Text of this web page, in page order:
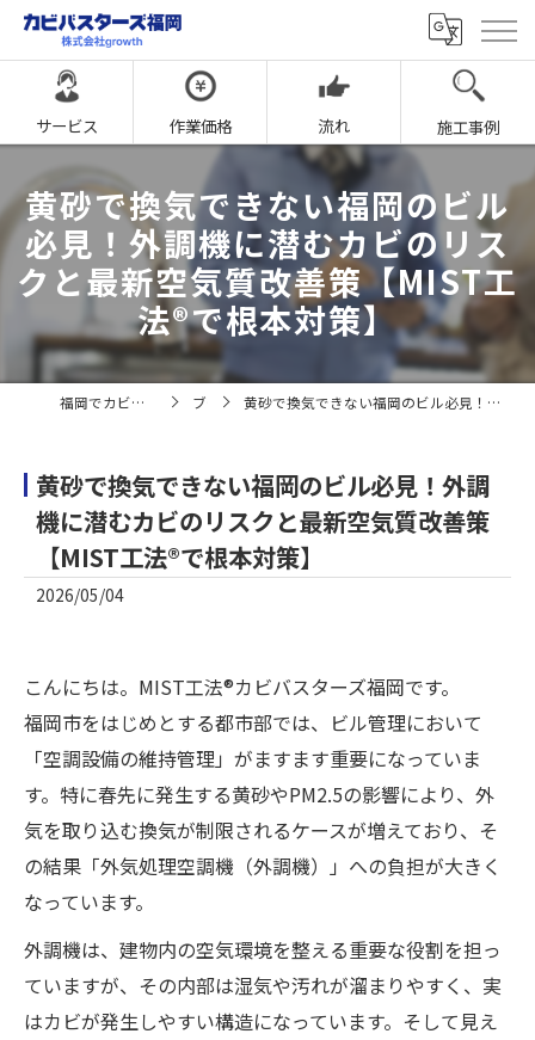
サービス 作業価格 流れ 施工事例
黄砂で換気できない福岡のビル
必見！外調機に潜むカビのリス
クと最新空気質改善策【MIST工
法®で根本対策】
福岡でカビ取りならカビバスターズ福岡 ブログ 黄砂で換気できない福岡のビル必見！外調機に潜むカビのリスクと最新空気質改善策【MIST工法®で根本対策】
黄砂で換気できない福岡のビル必見！外調
機に潜むカビのリスクと最新空気質改善策
【MIST工法®で根本対策】
2026/05/04
こんにちは。MIST工法®カビバスターズ福岡です。
福岡市をはじめとする都市部では、ビル管理において
「空調設備の維持管理」がますます重要になっていま
す。特に春先に発生する黄砂やPM2.5の影響により、外
気を取り込む換気が制限されるケースが増えており、そ
の結果「外気処理空調機（外調機）」への負担が大きく
なっています。
外調機は、建物内の空気環境を整える重要な役割を担っ
ていますが、その内部は湿気や汚れが溜まりやすく、実
はカビが発生しやすい構造になっています。そして見え